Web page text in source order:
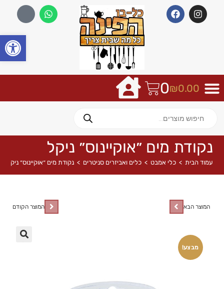
₪0.00
0
נקודת מים ״אוקיינוס״ ניקל
עמוד הבית > כלי אמבט > כלים ואביזרים סניטרים > נקודת מים ״אוקיינוס״ ניקל
מבצע!
המוצר הקודם המוצר הבא